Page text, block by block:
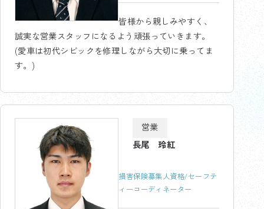
皆様から親しみやすく、
誠実な営業スタッフになるよう頑張っていきます。
(愛車は初代シビックを修理しながら大切に乗ってま
す。)
営業
長尾 玲紅
損害保険募集人資格/セーフテ
ィーコーディネーター